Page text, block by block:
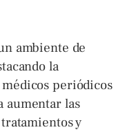
ambiente de
la
periódicos
aumentar las
y